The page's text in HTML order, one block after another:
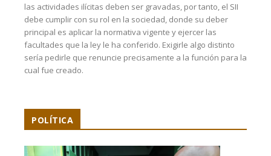
las actividades ilícitas deben ser gravadas, por tanto, el SII
debe cumplir con su rol en la sociedad, donde su deber
principal es aplicar la normativa vigente y ejercer las
facultades que la ley le ha conferido. Exigirle algo distinto
sería pedirle que renuncie precisamente a la función para la
cual fue creado.
POLÍTICA